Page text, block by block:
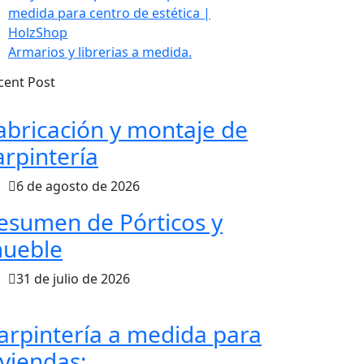
medida para centro de estética |
HolzShop
Armarios y librerias a medida.
Post
y montaje de
6 de agosto de 2026
de Pórticos y
31 de julio de 2026
a medida para